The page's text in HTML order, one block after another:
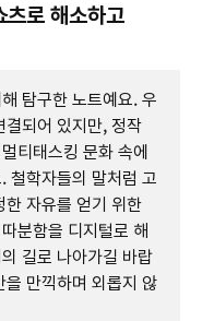
츠로 해소하고
탐구한 노트예요. 우
결되어 있지만, 정작
티태스킹 문화 속에
철학자들의 말처럼 고
한 자유를 얻기 위한
분함을 디지털로 해
길로 나아가길 바랍
을 만끽하며 외롭지 않